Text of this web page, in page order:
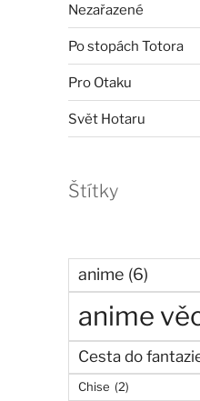
Nezařazené
Po stopách Totora
Pro Otaku
Svět Hotaru
Štítky
anime (6)
anime
Cesta do
Chise (2)